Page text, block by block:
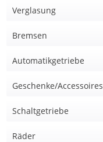
Verglasung
Bremsen
Automatikgetriebe
Geschenke/Accessoires
Schaltgetriebe
Räder